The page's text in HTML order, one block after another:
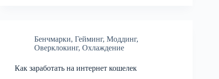
Бенчмарки, Гейминг, Моддинг,
Оверклокинг, Охлаждение
Как заработать на интернет кошелек